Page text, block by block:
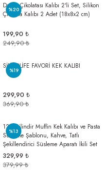
%20
Dubai Çikolatası Kalıbı 2'li Set, Silikon
Çikolata Kalıbı 2 Adet (18x8x2 cm)
199,90 ₺
249,90 ₺
%19
SİLİCOLİFE FAVORİ KEK KALIBI
299,90 ₺
369,90 ₺
%13
12'li Silindir Muffin Kek Kalıbı ve Pasta
Süsleme Şablonu, Kahve, Tatlı
Şekillendirici Süsleme Aparatı İkili Set
329,99 ₺
379,99 ₺